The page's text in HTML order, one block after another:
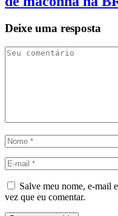
Deixe uma resposta
Salve meu nome, e-mail
vez que eu comentar.